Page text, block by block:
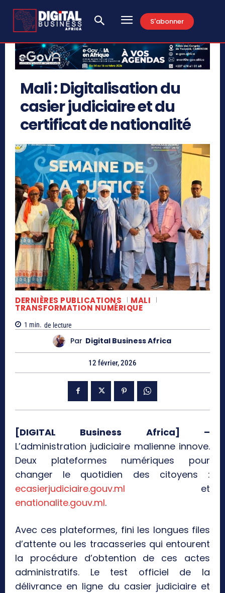
S'abonner
Mali : Digitalisation du
casier judiciaire et du
certificat de nationalité
DERNIÈRES PUBLICATIONS MALI
TRANSFORMATION NUMÉRIQUE
1 min. de lecture
Par Digital Business Africa
12 février, 2026
[DIGITAL Business Africa] –
L’administration judiciaire malienne innove.
Deux plateformes numériques pour
changer le quotidien des citoyens :
ecasierjudiciaire.gouv.ml et
enationalite.gouv.ml.
Avec ces plateformes, fini les longues files
d’attente ou les tracasseries qui entourent
la procédure d’obtention de ces actes
administratifs. Le test officiel de la
délivrance en ligne du casier judiciaire et